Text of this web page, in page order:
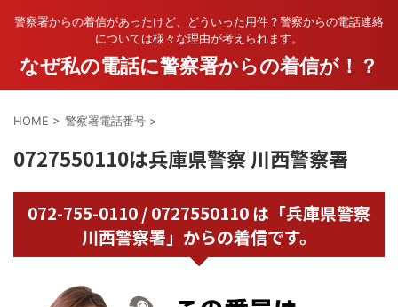
警察署からの着信があったけど、どういった用件？警察からの電話連絡
については様々な理由が考えられます。
なぜ私の電話に警察署からの着信が！？
HOME > 警察署電話番号 >
0727550110は兵庫県警察 川西警察署
072-755-0110 / 0727550110 は「兵庫県警察
川西警察署」からの着信です。